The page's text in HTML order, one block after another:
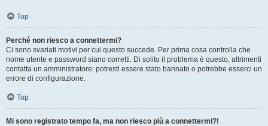
Top
Perché non riesco a connettermi?
Ci sono svariati motivi per cui questo succede. Per prima cosa controlla che
nome utente e password siano corretti. Di solito il problema è questo, altrimenti
contatta un amministratore: potresti essere stato bannato o potrebbe esserci un
errore di configurazione.
Top
Mi sono registrato tempo fa, ma non riesco più a connettermi?!